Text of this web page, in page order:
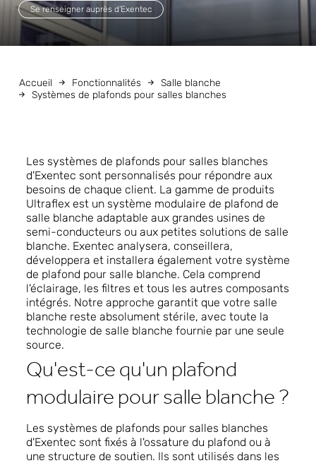
Se renseigner auprès d'Exentec
Accueil Fonctionnalités
Salle blanche
Systèmes de plafonds pour salles blanches
Les systèmes de plafonds pour salles blanches
d'Exentec sont personnalisés pour répondre aux
besoins de chaque client. La gamme de produits
Ultraflex est un système modulaire de plafond de
salle blanche adaptable aux grandes usines de
semi-conducteurs ou aux petites solutions de salle
blanche. Exentec analysera, conseillera,
développera et installera également votre système
de plafond pour salle blanche. Cela comprend
l'éclairage, les filtres et tous les autres composants
intégrés. Notre approche garantit que votre salle
blanche reste absolument stérile, avec toute la
technologie de salle blanche fournie par une seule
source.
Qu'est-ce qu'un plafond
modulaire pour salle blanche ?
Les systèmes de plafonds pour salles blanches
d'Exentec sont fixés à l'ossature du plafond ou à
une structure de soutien. Ils sont utilisés dans les